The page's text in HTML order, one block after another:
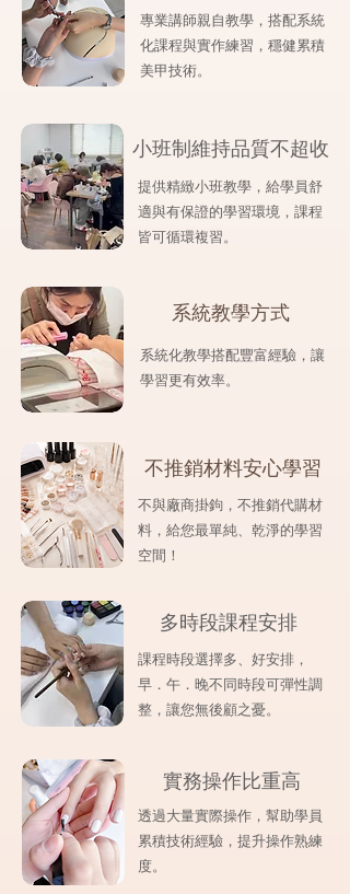
專業講師親自教學，搭配系統
化課程與實作練習，穩健累積
美甲技術。
​小班制維持品質不超收
提供精緻小班教學，給學員舒
適與有保證的學習環境，課程
皆可循環複習。
系統教學方式
系統化教學搭配豐富經驗，讓
學習更有效率。
不推銷材料安心學習
不與廠商掛鉤，不推銷代購材
料，給您最單純、乾淨的學習
空間！
​多時段課程安排
課程時段選擇多、好安排，
早．午．晚不同時段可彈性調
整，讓您無後顧之憂。
實務操作比重高
透過大量實際操作，幫助學員
累積技術經驗，提升操作熟練
度。